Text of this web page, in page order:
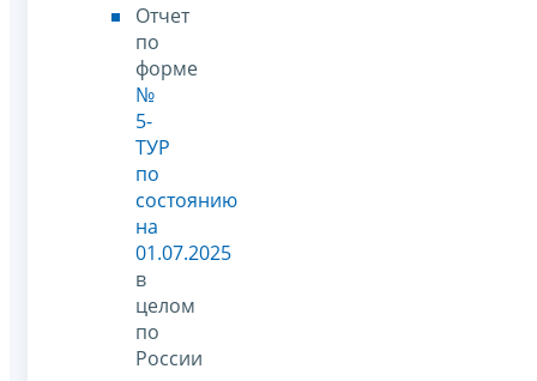
Отчет
по
форме
№
5-
ТУР
по
состоянию
на
01.07.2025
в
целом
по
России